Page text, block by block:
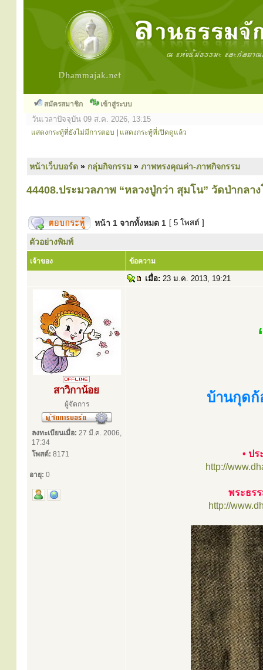
สมัครสมาชิก เข้าสู่ระบบ
วันเวลาปัจจุบัน 09 ส.ค. 2026, 13:15
แสดงกระทู้ที่ยังไม่มีการตอบ แสดงกระทู้ที่เปิดดูแล้ว
หน้าเว็บบอร์ด » กลุ่มกิจกรรม » ภาพทรงคุณค่า-ภาพกิจกรรม
44408.ประมวลภาพ “หลวงปู่กว่า สุมโน” วัดป่ากลา
หน้า 1 จากทั้งหมด 1 [ 5 โพสต์ ]
ตัวอย่างพิมพ์
เจ้าของ ข้อความ
เมื่อ: 23 ม.ค. 2013, 19:21
สาวิกาน้อย
ผู้จัดการ
ลงทะเบียนเมื่อ: 27 มี.ค. 2006,
17:34
โพสต์: 8171
อายุ: 0
บ้านกุด
• ป
http://
พระธร
http://